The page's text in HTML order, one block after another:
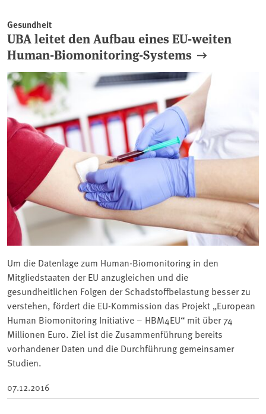
Gesundheit
UBA leitet den Aufbau eines EU-weiten
Human-Biomonitoring-Systems
Um die Datenlage zum Human-Biomonitoring in den
Mitgliedstaaten der EU anzugleichen und die
gesundheitlichen Folgen der Schadstoffbelastung besser zu
verstehen, fördert die EU-Kommission das Projekt „European
Human Biomonitoring Initiative – HBM4EU“ mit über 74
Millionen Euro. Ziel ist die Zusammenführung bereits
vorhandener Daten und die Durchführung gemeinsamer
Studien.
07.12.2016